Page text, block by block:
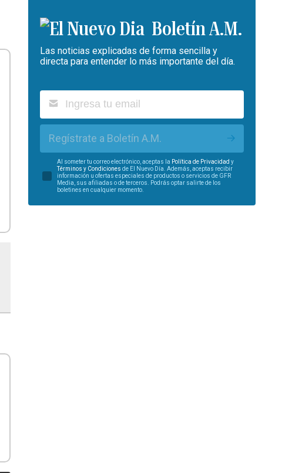
Boletín A.M.
Las noticias explicadas de forma sencilla y
directa para entender lo más importante del día.
Regístrate a Boletín A.M.
Al someter tu correo electrónico, aceptas la Política de Privacidad y
Términos y Condiciones de El Nuevo Día. Además, aceptas recibir
información u ofertas especiales de productos o servicios de GFR
Media, sus afiliadas o de terceros. Podrás optar salirte de los
boletines en cualquier momento.